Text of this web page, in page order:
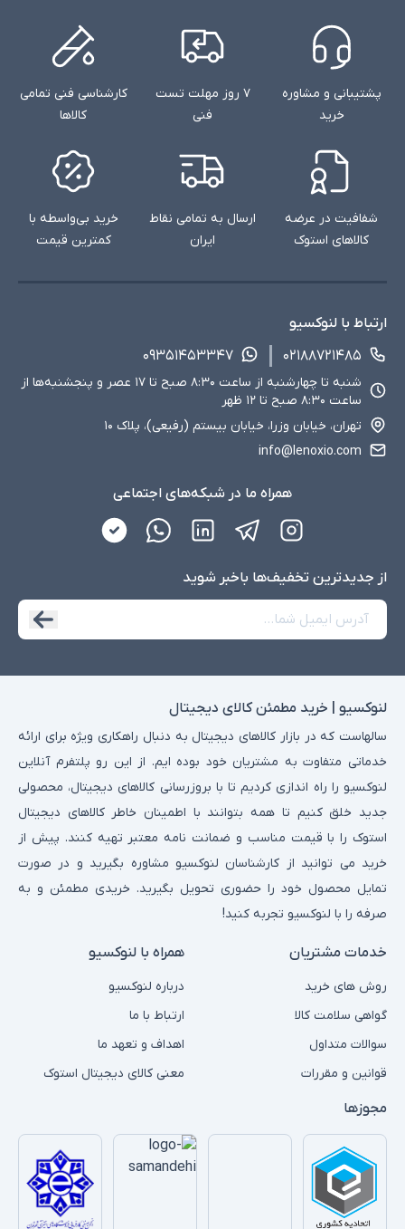
پشتیبانی و مشاوره
خرید
۷ روز مهلت تست
فنی
کارشناسی فنی تمامی
کالاها
شفافیت در عرضه
کالاهای استوک
ارسال به تمامی نقاط
ایران
خرید بی‌واسطه با
کمترین قیمت
ارتباط با لنوکسیو
۰۲۱۸۸۷۲۱۴۸۵
۰۹۳۵۱۴۵۳۳۴۷
شنبه تا چهارشنبه از ساعت ۸:۳۰ صبح تا ۱۷ عصر و پنجشنبه‌ها از
ساعت ۸:۳۰ صبح تا ۱۲ ظهر
تهران، خیابان وزرا، خیابان بیستم (رفیعی)، پلاک ۱۰
info@lenoxio.com
همراه ما در شبکه‌های اجتماعی
از جدید‌ترین تخفیف‌ها با‌خبر شوید
لنوکسیو | خرید مطمئن کالای دیجیتال
سالهاست که در بازار کالاهای دیجیتال به دنبال راهکاری ویژه برای ارائه
خدماتی متفاوت به مشتریان خود بوده ایم. از این رو پلتفرم آنلاین
لنوکسیو را راه اندازی کردیم تا با بروزرسانی کالاهای دیجیتال، محصولی
جدید خلق کنیم تا همه بتوانند با اطمینان خاطر کالاهای دیجیتال
استوک را با قیمت مناسب و ضمانت نامه معتبر تهیه کنند. پیش از
خرید می توانید از کارشناسان لنوکسیو مشاوره بگیرید و در صورت
تمایل محصول خود را حضوری تحویل بگیرید. خریدی مطمئن و به
صرفه را با لنوکسیو تجربه کنید!
خدمات مشتریان
روش های خرید
گواهی سلامت کالا
سوالات متداول
قوانین و مقررات
همراه با لنوکسیو
درباره لنوکسیو
ارتباط با ما
اهداف و تعهد ما
معنی کالای دیجیتال استوک
مجوزها